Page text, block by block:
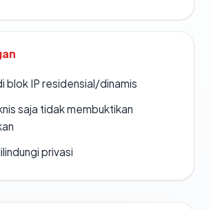
blok IP residensial/dinamis
saja tidak membuktikan
privasi